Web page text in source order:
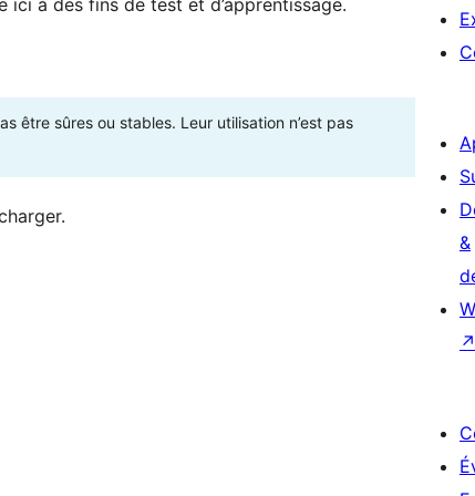
être sûres ou stables. Leur utilisation n’est pas
&
↗